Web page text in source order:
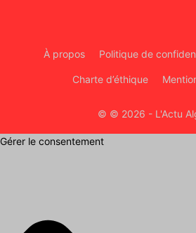
À propos Politique de
Charte d’éthique
© © 2026 - L'Actu
Gérer le consentement